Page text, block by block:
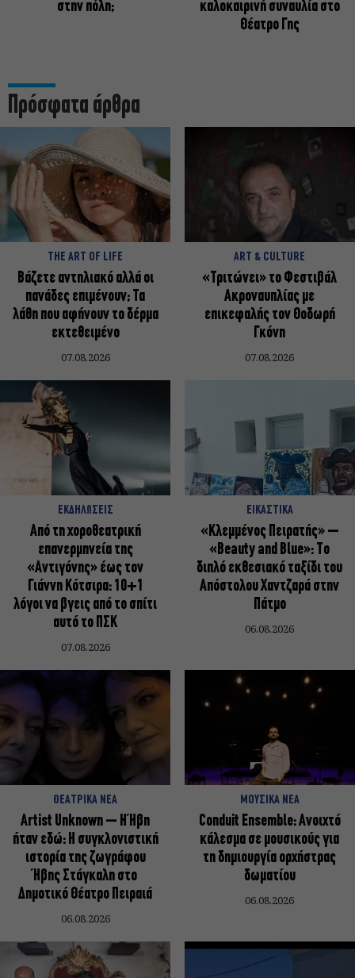
στην πόλη;
καλοκαιρινή συναυλία στο
Θέατρο Γης
Πρόσφατα άρθρα
THE ART OF LIFE
Βάζετε αντηλιακό αλλά οι
πανάδες επιμένουν; Τα
λάθη που αφήνουν το δέρμα
εκτεθειμένο
07.08.2026
ART & CULTURE
«Τριτώνει» το Φεστιβάλ
Ακροναυπλίας με
επικεφαλής τον Θοδωρή
Γκόνη
07.08.2026
ΕΚΔΗΛΩΣΕΙΣ
Από τη χοροθεατρική
επανερμηνεία της
«Αντιγόνης» έως τον
Γιάννη Κότσιρα: 10+1
λόγοι να βγεις από το σπίτι
αυτό το ΠΣΚ
07.08.2026
ΕΙΚΑΣΤΙΚΑ
«Κλεμμένος Πειρατής» –
«Beauty and Blue»: Το
διπλό εκθεσιακό ταξίδι του
Απόστολου Χαντζαρά στην
Πάτμο
06.08.2026
ΘΕΑΤΡΙΚΑ ΝΕΑ
Artist Unknown – Η Ήβη
ήταν εδώ: Η συγκλονιστική
ιστορία της ζωγράφου
Ήβης Στάγκαλη στο
Δημοτικό Θέατρο Πειραιά
06.08.2026
ΜΟΥΣΙΚΑ ΝΕΑ
Conduit Ensemble: Ανοιχτό
κάλεσμα σε μουσικούς για
τη δημιουργία ορχήστρας
δωματίου
06.08.2026